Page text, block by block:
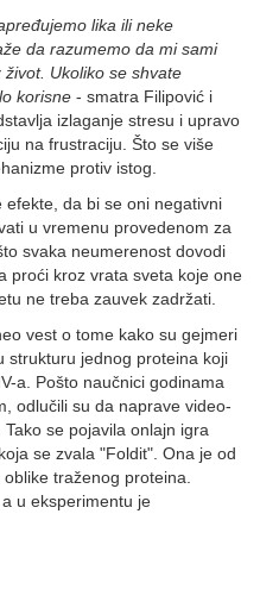
lika ili neke
da razumemo da mi sami
Ukoliko se shvate
korisne - smatra Filipović i
izlaganje stresu i upravo
na frustraciju. Što se više
protiv istog.
efekte, da bi se oni negativni
u vremenu provedenom za
svaka neumerenost dovodi
proći kroz vrata sveta koje one
ne treba zauvek zadržati.
vest o tome kako su gejmeri
strukturu jednog proteina koji
a. Pošto naučnici godinama
odlučili su da naprave video-
se pojavila onlajn igra
se zvala "Foldit". Ona je od
traženog proteina.
u eksperimentu je